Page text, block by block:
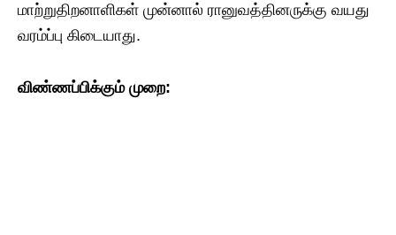
மாற்றுதிறனாளிகள் முன்னால் ரானுவத்தினருக்கு வயது
வரம்ப்பு கிடையாது.
விண்ணப்பிக்கும் முறை: